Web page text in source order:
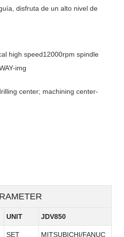
disfruta de un alto nivel de
UNIT JDV850
SET MITSUBICHI/FANUC